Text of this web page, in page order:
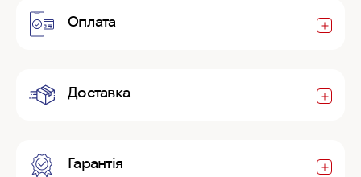
Оплата
Доставка
Гарантія